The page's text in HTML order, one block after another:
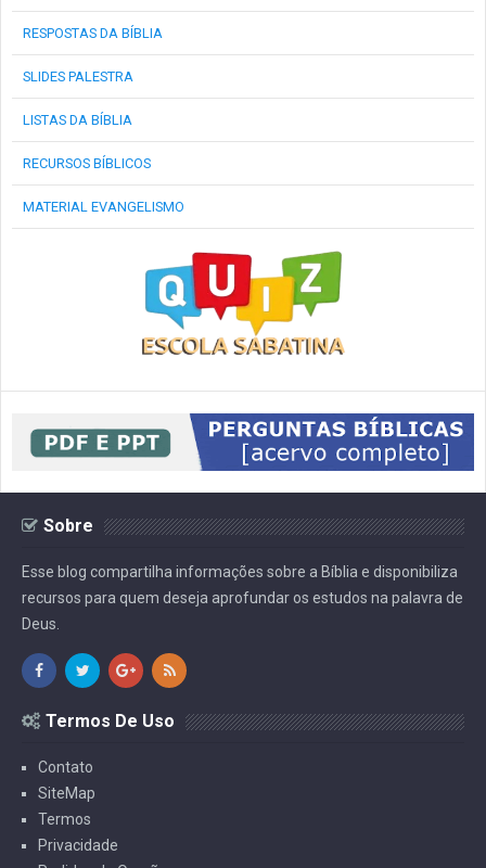
RESPOSTAS DA BÍBLIA
SLIDES PALESTRA
LISTAS DA BÍBLIA
RECURSOS BÍBLICOS
MATERIAL EVANGELISMO
Sobre
Esse blog compartilha informações sobre a Bíblia e disponibiliza
recursos para quem deseja aprofundar os estudos na palavra de
Deus.
Termos De Uso
Contato
SiteMap
Termos
Privacidade